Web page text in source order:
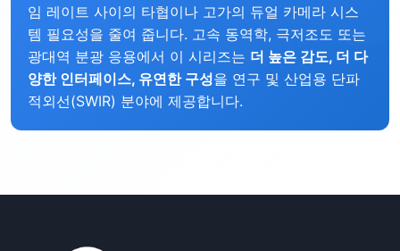
임 레이트 사이의 타협이나 고가의 듀얼 카메라 시스
템 필요성을 줄여 줍니다. 고속 동역학, 극저조도 또는
광대역 분광 응용에서 이 시리즈는 더 높은 감도, 더 다
양한 인터페이스, 유연한 구성을 연구 및 산업용 단파
적외선(SWIR) 분야에 제공합니다.